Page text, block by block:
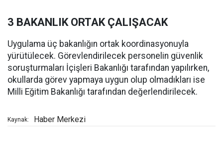
3 BAKANLIK ORTAK ÇALIŞACAK
Uygulama üç bakanlığın ortak koordinasyonuyla
yürütülecek. Görevlendirilecek personelin güvenlik
soruşturmaları İçişleri Bakanlığı tarafından yapılırken,
okullarda görev yapmaya uygun olup olmadıkları ise
Milli Eğitim Bakanlığı tarafından değerlendirilecek.
Kaynak: Haber Merkezi